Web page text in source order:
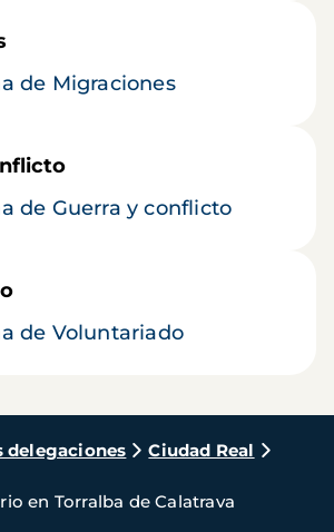
de Migraciones
de Guerra y conflicto
de Voluntariado
delegaciones
Ciudad Real
en Torralba de Calatrava